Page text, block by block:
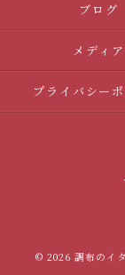
ブログ
メディア
プライバシー
© 2026 調布のイ